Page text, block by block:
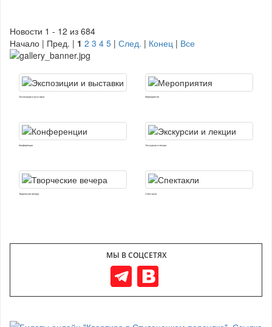
Новости 1 - 12 из 684
Начало | Пред. | 1 2 3 4 5 | След. | Конец | Все
Экспозиции и выставки Мероприятия
Конференции Экскурсии и лекции
Творческие вечера Спектакли
МЫ В СОЦСЕТЯХ